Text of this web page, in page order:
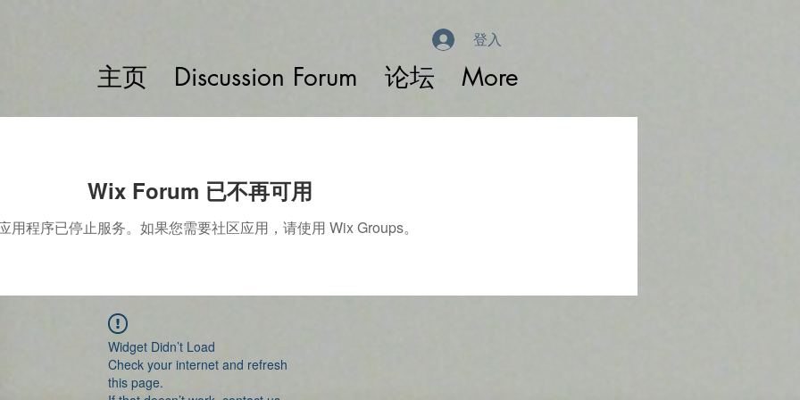
登入
主页 Discussion Forum 论坛 More
Wix Forum 已不再可用
用程序已停止服务。如果您需要社区应用，请使用 Wix Groups。
Widget Didn’t Load
Check your internet and refresh
this page.